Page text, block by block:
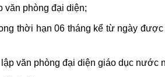
văn phòng đại diện;
thời hạn 06 tháng kể từ ngày
văn phòng đại diện giáo dục nước